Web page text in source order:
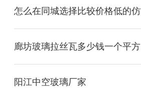
廊坊玻璃拉丝瓦多少钱一个平方
阳江中空玻璃厂家